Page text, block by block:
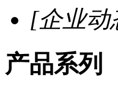
[企业动
产品系列